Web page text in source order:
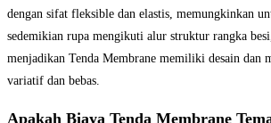
dengan sifat fleksible dan elastis, memungkinkan
sedemikian rupa mengikuti alur struktur rangka
menjadikan Tenda Membrane memiliki desain dan
variatif dan bebas.
Apakah Biaya Tenda Membrane